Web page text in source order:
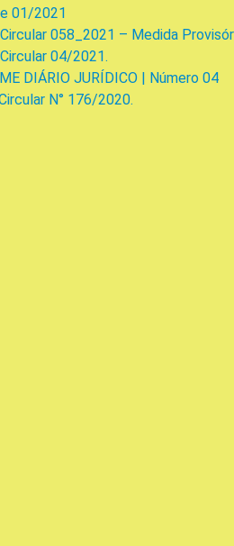
01/2021
058_2021 – Medida
04/2021.
DIÁRIO JURÍDICO | Número 04
N° 176/2020.